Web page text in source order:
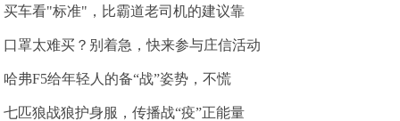
买车看"标准"，比霸道老司机的建议靠
口罩太难买？别着急，快来参与庄信活动
哈弗F5给年轻人的备“战”姿势，不慌
七匹狼战狼护身服，传播战“疫”正能量